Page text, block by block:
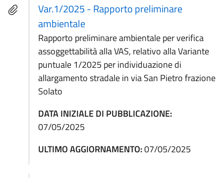
Var.1/2025 - Rapporto preliminare
ambientale
Rapporto preliminare ambientale per verifica
assoggettabilità alla VAS, relativo alla Variante
puntuale 1/2025 per individuazione di
allargamento stradale in via San Pietro frazione
Solato
DATA INIZIALE DI PUBBLICAZIONE:
07/05/2025
ULTIMO AGGIORNAMENTO:07/05/2025